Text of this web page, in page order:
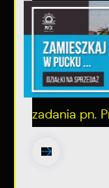
Puckie
W
Puck
zadania pn.